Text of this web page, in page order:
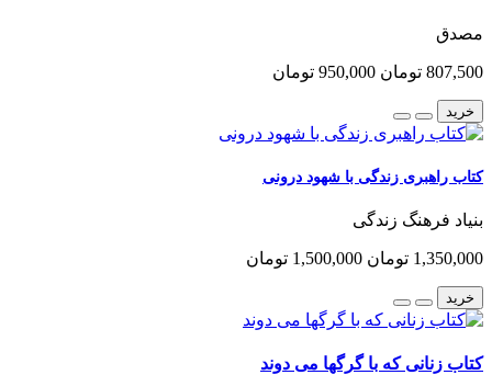
مصدق
807,500 تومان 950,000 تومان
خرید
کتاب راهبری زندگی با شهود درونی
بنیاد فرهنگ زندگی
1,350,000 تومان 1,500,000 تومان
خرید
کتاب زنانی که با گرگها می دوند